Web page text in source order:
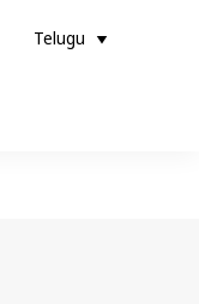
Telugu